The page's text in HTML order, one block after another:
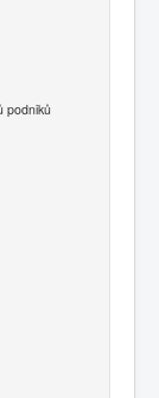
podniků